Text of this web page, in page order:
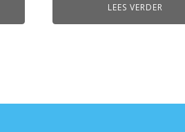
LEES VERDER